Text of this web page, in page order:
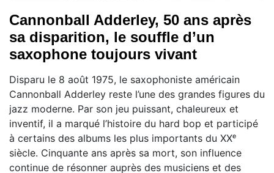
Cannonball Adderley, 50 ans après
sa disparition, le souffle d’un
saxophone toujours vivant
Disparu le 8 août 1975, le saxophoniste américain
Cannonball Adderley reste l’une des grandes figures du
jazz moderne. Par son jeu puissant, chaleureux et
inventif, il a marqué l’histoire du hard bop et participé
à certains des albums les plus importants du XXᵉ
siècle. Cinquante ans après sa mort, son influence
continue de résonner auprès des musiciens et des